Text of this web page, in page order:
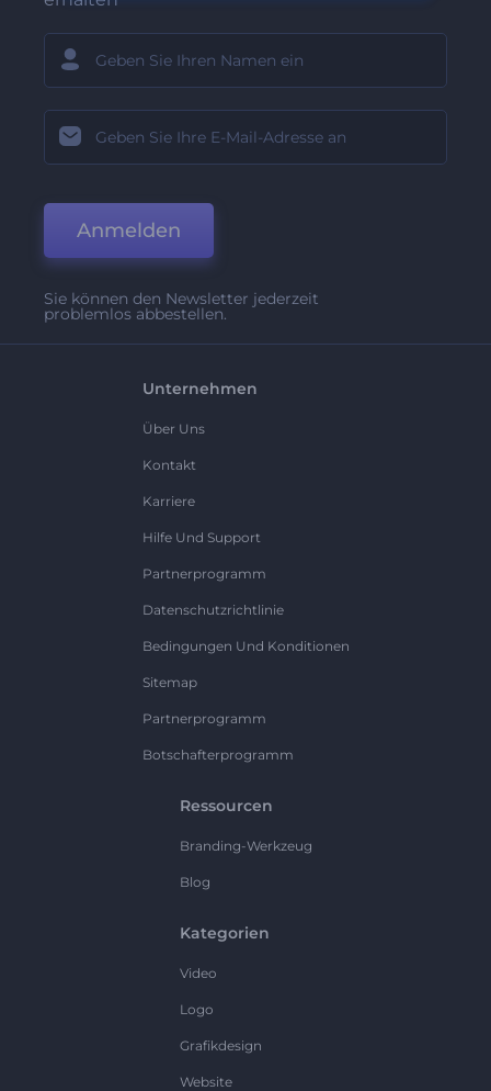
Anmelden
Sie können den Newsletter jederzeit
problemlos abbestellen.
Unternehmen
Über Uns
Kontakt
Karriere
Hilfe Und Support
Partnerprogramm
Datenschutzrichtlinie
Bedingungen Und Konditionen
Sitemap
Partnerprogramm
Botschafterprogramm
Ressourcen
Branding-Werkzeug
Blog
Kategorien
Video
Logo
Grafikdesign
Website